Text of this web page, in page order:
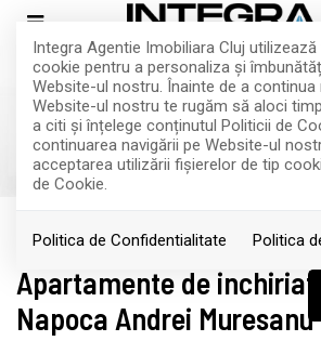
Integra Agentie Imobiliara Cluj
cookie pentru a personaliza și
Website-ul nostru. Înainte de a continua
Website-ul nostru te rugăm să aloci
a citi și înțelege conținutul Politicii de
continuarea navigării pe Website-ul
acceptarea utilizării fişierelor de tip
de Cookie.
Politica de Confidentialitate Politica
Filtreaza
Apartamente de inchiriat
Napoca Andrei Muresanu